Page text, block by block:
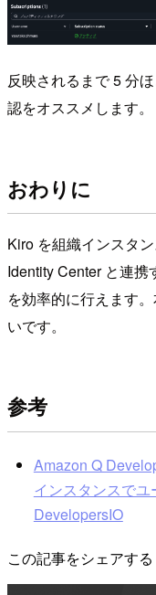
反映されるまで 5 分
認をオススメします。
おわりに
Kiro を組織インスタ
Identity Center と連
を効率的に行えます
いです。
参考
Amazon Q
インスタンスで
DevelopersIO
この記事をシェアする